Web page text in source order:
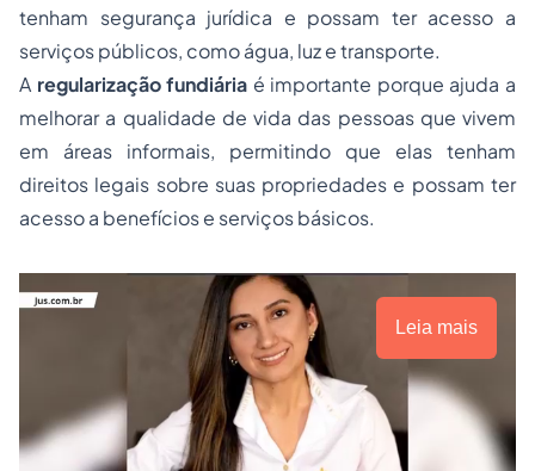
tenham segurança jurídica e possam ter acesso a
serviços públicos, como água, luz e transporte.
A regularização fundiária é importante porque ajuda a
melhorar a qualidade de vida das pessoas que vivem
em áreas informais, permitindo que elas tenham
direitos legais sobre suas propriedades e possam ter
acesso a benefícios e serviços básicos.
Leia mais